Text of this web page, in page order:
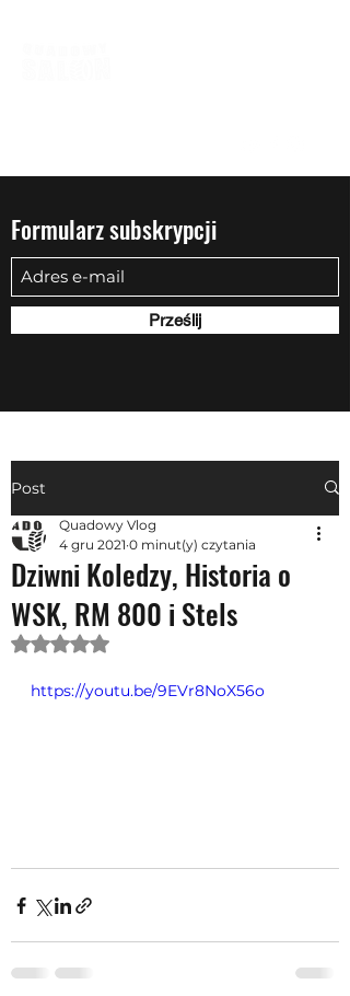
Formularz subskrypcji
Prześlij
Post
Dziwni Koledzy, Historia o
WSK, RM 800 i Stels
Quadowy Vlog
4 gru 2021 0 minut(y) czytania
Oceniono na NaN z 5 gwiazdek.
https://youtu.be/9EVr8NoX56o